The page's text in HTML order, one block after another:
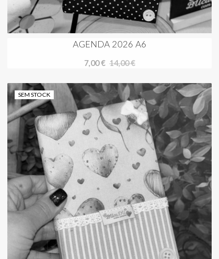
AGENDA 2026 A6
7,00 € 14,00 €
SEM STOCK